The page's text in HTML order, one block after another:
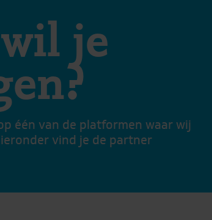
je
één van de platformen waar wij
vind je de partner